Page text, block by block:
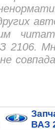
2106.
ВАЗ